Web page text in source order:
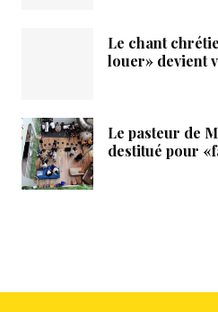
Le chant
louer» devient
Le pasteur de
destitué pour